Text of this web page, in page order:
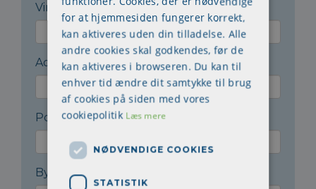
Virksomhedsnavn*
Adresse *
Postnr.*
By
for at hjemmesiden fungerer korrekt,
kan aktiveres uden din tilladelse. Alle
andre cookies skal godkendes, før de
kan aktiveres i browseren. Du kan til
enhver tid ændre dit samtykke til brug
af cookies på siden med vores
cookiepolitik Læs mere
NØDVENDIGE COOKIES
STATISTIK